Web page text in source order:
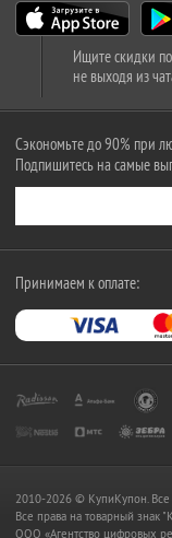
Ищите скидки
не выходя из
Сэкономьте до 90% при
Подпишитесь на самые
Принимаем к оплате:
2010-2026 © КупиКупон.
Все права на товарный знак
OOO «Агентство цифровых